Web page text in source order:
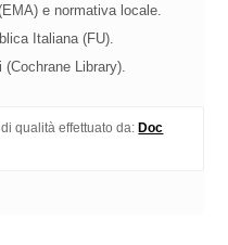
e normativa locale.
Italiana (FU).
Library).
qualità effettuato da:Doc